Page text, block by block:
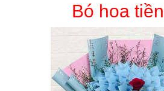
Bó hoa